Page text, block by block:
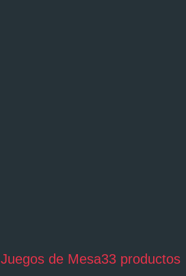
Juegos de Mesa33 productos